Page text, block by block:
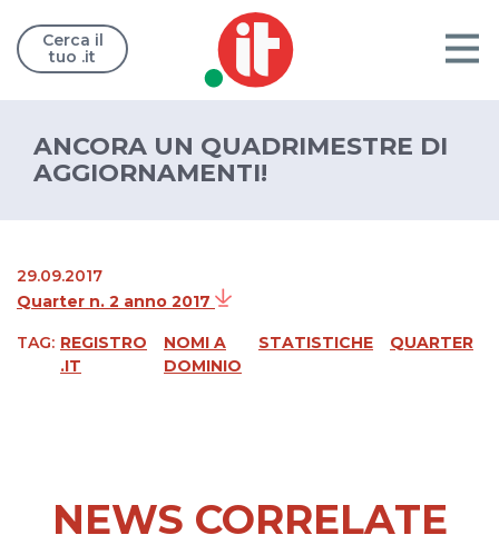
Cerca il
tuo .it
ANCORA UN QUADRIMESTRE DI
AGGIORNAMENTI!
29.09.2017
Quarter n. 2 anno 2017
TAG: REGISTRO
.IT
NOMI A
DOMINIO
STATISTICHE QUARTER
NEWS CORRELATE